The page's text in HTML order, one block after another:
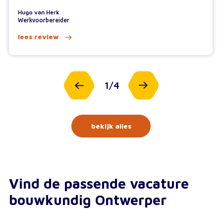
Hugo van Herk
Werkvoorbereider
lees review
1/4
bekijk alles
Vind de passende vacature
bouwkundig Ontwerper